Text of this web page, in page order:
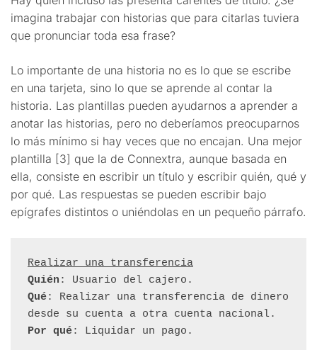
imagina trabajar con historias que para citarlas tuviera
que pronunciar toda esa frase?
Lo importante de una historia no es lo que se escribe
en una tarjeta, sino lo que se aprende al contar la
historia. Las plantillas pueden ayudarnos a aprender a
anotar las historias, pero no deberíamos preocuparnos
lo más mínimo si hay veces que no encajan. Una mejor
plantilla [3] que la de Connextra, aunque basada en
ella, consiste en escribir un título y escribir quién, qué y
por qué. Las respuestas se pueden escribir bajo
epígrafes distintos o uniéndolas en un pequeño párrafo.
Realizar una transferencia
Quién
Qué: Realizar una transferencia de dinero
Por qué: Liquidar un pago.